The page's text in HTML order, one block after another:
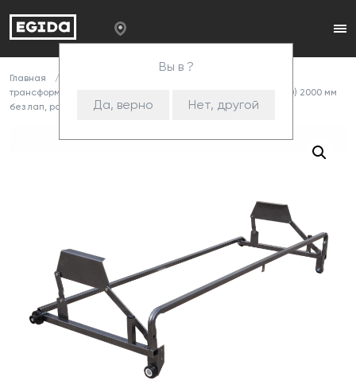
Вы в ?
Да, верно Нет, другой
Главная
трансформации
Механизм 100 (+130) 2000 мм
без лап, разборные